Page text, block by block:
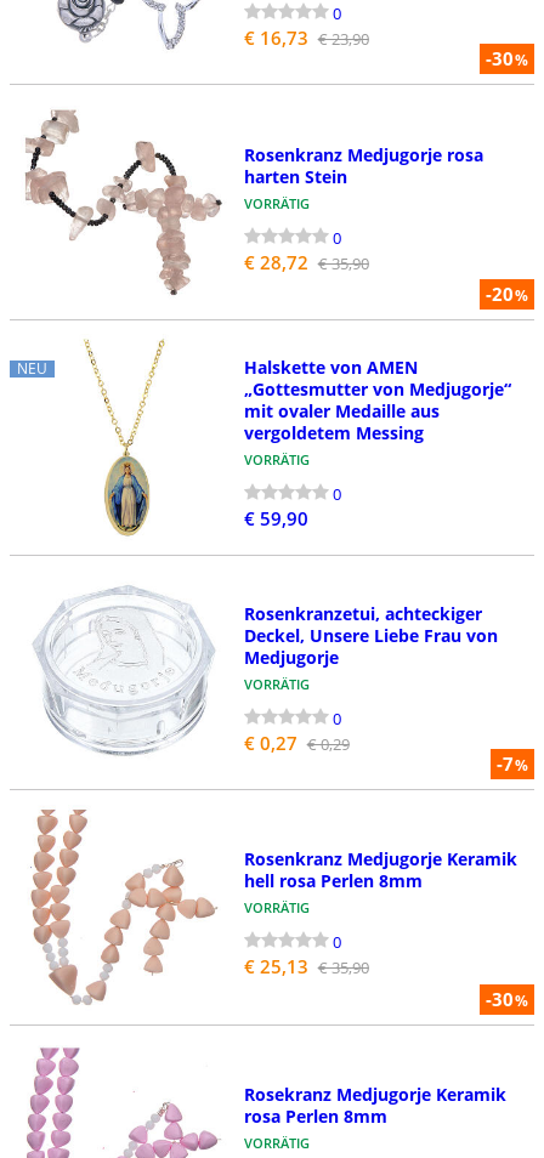
-30%
0
€ 16,73 € 23,90
-20%
Rosenkranz Medjugorje rosa
harten Stein
VORRÄTIG
0
€ 28,72 € 35,90
NEU
Halskette von AMEN
„Gottesmutter von Medjugorje“
mit ovaler Medaille aus
vergoldetem Messing
VORRÄTIG
0
€ 59,90
-7%
Rosenkranzetui, achteckiger
Deckel, Unsere Liebe Frau von
Medjugorje
VORRÄTIG
0
€ 0,27 € 0,29
-30%
Rosenkranz Medjugorje Keramik
hell rosa Perlen 8mm
VORRÄTIG
0
€ 25,13 € 35,90
Rosekranz Medjugorje Keramik
rosa Perlen 8mm
VORRÄTIG